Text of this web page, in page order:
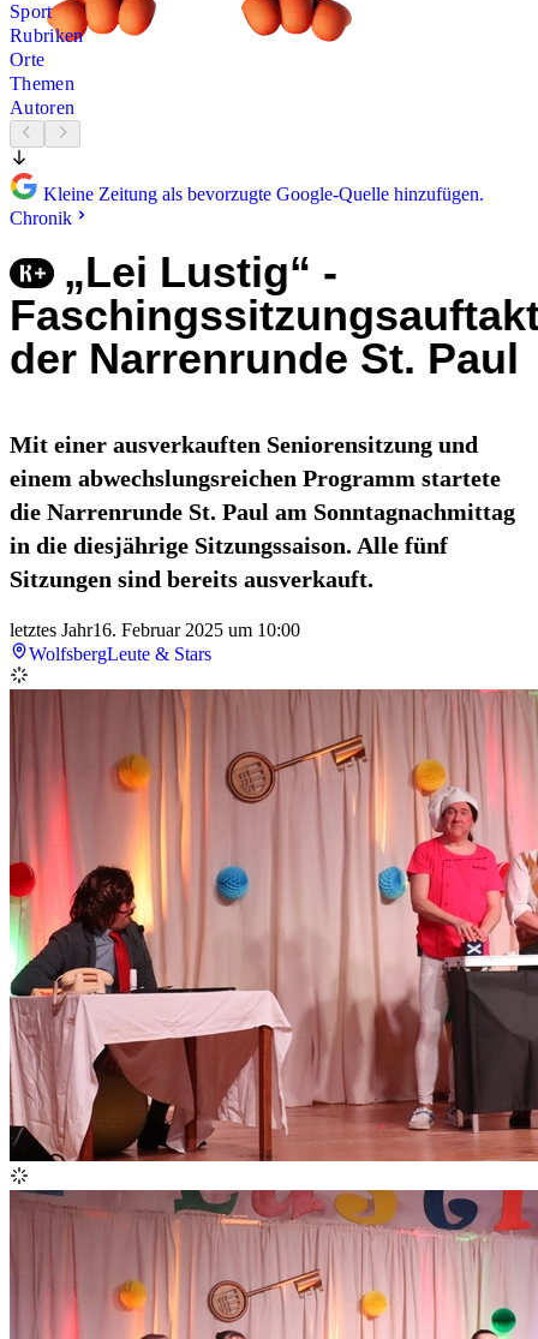
Sport
Rubriken
Orte
Themen
Autoren
Kleine Zeitung als bevorzugte Google-Quelle hinzufügen.
Chronik
„Lei Lustig“ -
der Narrenrunde St. Paul
Mit einer ausverkauften Seniorensitzung und
einem abwechslungsreichen Programm startete
die Narrenrunde St. Paul am Sonntagnachmittag
in die diesjährige Sitzungssaison. Alle fünf
Sitzungen sind bereits ausverkauft.
letztes Jahr16. Februar 2025 um 10:00
WolfsbergLeute & Stars